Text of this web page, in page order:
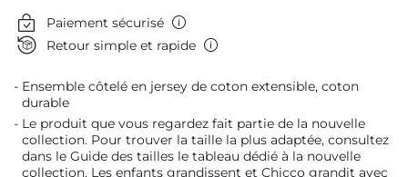
Paiement sécurisé
Retour simple et rapide
Ensemble côtelé en jersey de coton extensible, coton
durable
Le produit que vous regardez fait partie de la nouvelle
collection. Pour trouver la taille la plus adaptée, consultez
dans le Guide des tailles le tableau dédié à la nouvelle
collection. Les enfants grandissent et Chicco grandit avec